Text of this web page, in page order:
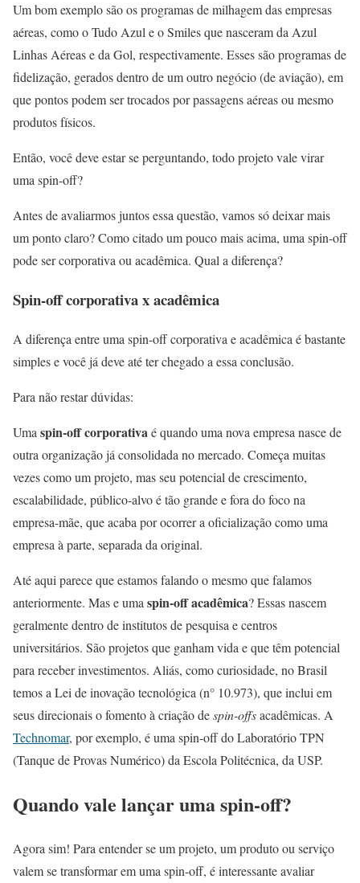
Um bom exemplo são os programas de milhagem das empresas
aéreas, como o Tudo Azul e o Smiles que nasceram da Azul
Linhas Aéreas e da Gol, respectivamente. Esses são programas de
fidelização, gerados dentro de um outro negócio (de aviação), em
que pontos podem ser trocados por passagens aéreas ou mesmo
produtos físicos.
Então, você deve estar se perguntando, todo projeto vale virar
uma spin-off?
Antes de avaliarmos juntos essa questão, vamos só deixar mais
um ponto claro? Como citado um pouco mais acima, uma spin-off
pode ser corporativa ou acadêmica. Qual a diferença?
Spin-off corporativa x acadêmica
A diferença entre uma spin-off corporativa e acadêmica é bastante
simples e você já deve até ter chegado a essa conclusão.
Para não restar dúvidas:
Uma spin-off corporativaé quando uma nova empresa nasce de
outra organização já consolidada no mercado. Começa muitas
vezes como um projeto, mas seu potencial de crescimento,
escalabilidade, público-alvo é tão grande e fora do foco na
empresa-mãe, que acaba por ocorrer a oficialização como uma
empresa à parte, separada da original.
Até aqui parece que estamos falando o mesmo que falamos
anteriormente. Mas e uma spin-off acadêmica? Essas nascem
geralmente dentro de institutos de pesquisa e centros
universitários. São projetos que ganham vida e que têm potencial
para receber investimentos. Aliás, como curiosidade, no Brasil
temos a Lei de inovação tecnológica (n° 10.973), que inclui em
seus direcionais o fomento à criação despin-offsacadêmicas. A
Technomar, por exemplo, é uma spin-off do Laboratório TPN
(Tanque de Provas Numérico) da Escola Politécnica, da USP.
Quando vale lançar uma spin-off?
Agora sim! Para entender se um projeto, um produto ou serviço
valem se transformar em uma spin-off, é interessante avaliar